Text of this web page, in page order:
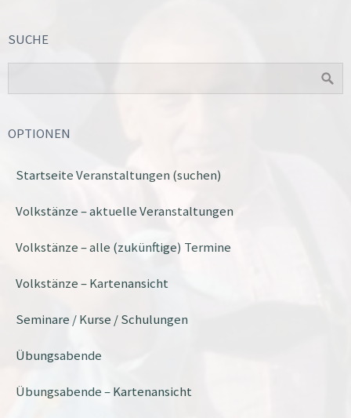
SUCHE
OPTIONEN
Startseite Veranstaltungen (suchen)
Volkstänze – aktuelle Veranstaltungen
Volkstänze – alle (zukünftige) Termine
Volkstänze – Kartenansicht
Seminare / Kurse / Schulungen
Übungsabende
Übungsabende – Kartenansicht